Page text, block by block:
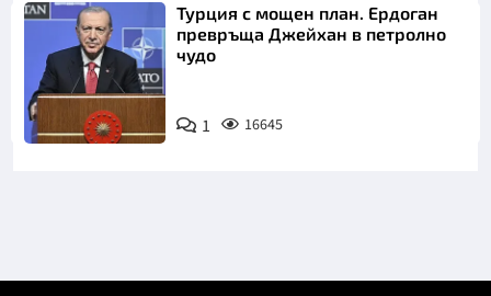
Турция с мощен план. Ердоган
превръща Джейхан в петролно
чудо
1 16645